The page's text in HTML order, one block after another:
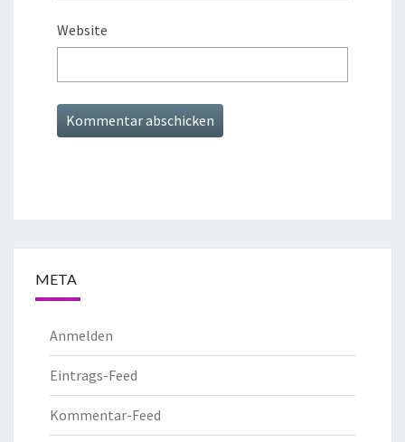
Website
META
Anmelden
Eintrags-Feed
Kommentar-Feed